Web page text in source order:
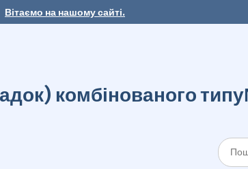
Вітаємо на нашому сайті.
комбінованого
Шукати: